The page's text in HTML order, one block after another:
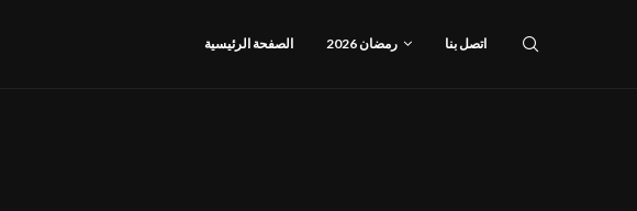
الصفحة الرئيسية رمضان 2026 اتصل بنا